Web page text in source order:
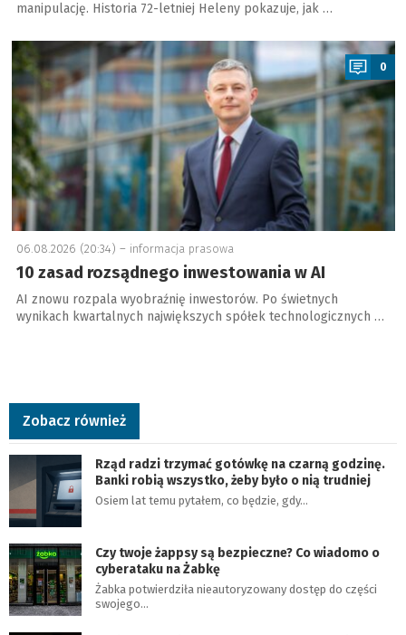
manipulację. Historia 72-letniej Heleny pokazuje, jak …
a
0
06.08.2026 (20:34) – informacja prasowa
10 zasad rozsądnego inwestowania w AI
AI znowu rozpala wyobraźnię inwestorów. Po świetnych
wynikach kwartalnych największych spółek technologicznych …
Zobacz również
Rząd radzi trzymać gotówkę na czarną godzinę.
Banki robią wszystko, żeby było o nią trudniej
Osiem lat temu pytałem, co będzie, gdy…
Czy twoje żappsy są bezpieczne? Co wiadomo o
cyberataku na Żabkę
Żabka potwierdziła nieautoryzowany dostęp do części
swojego…